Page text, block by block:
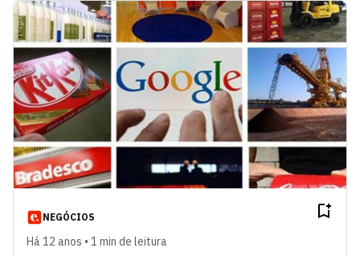
NEGÓCIOS
Há 12 anos • 1 min de leitura